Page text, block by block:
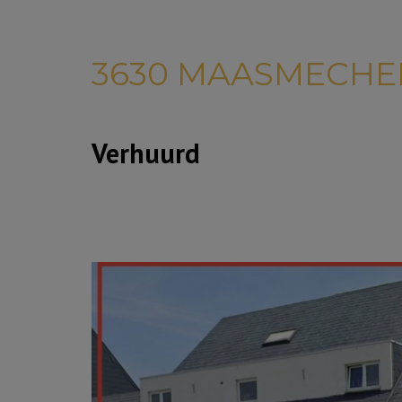
3630
Verhuurd